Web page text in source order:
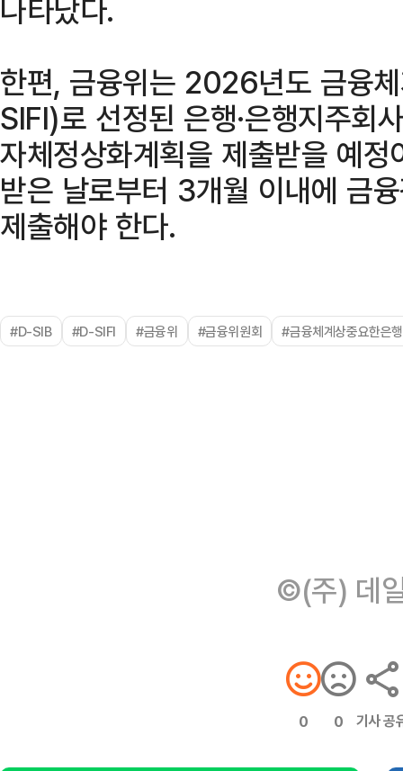
나타났다.
한편, 금융위는 2026년도 금융
SIFI)로 선정된 은행·은행지주회
자체정상화계획을 제출받을 예
받은 날로부터 3개월 이내에 금
제출해야 한다.
#D-SIB #D-SIFI #금융위 #금융위원회 #금융체계상중요한은
©(주) 데
0 0 기사 공